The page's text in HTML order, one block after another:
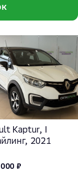
Kaptur, I
2021
₽